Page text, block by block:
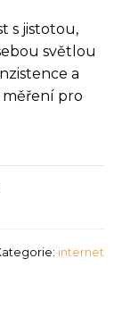
s jistotou,
světlou
a
měření pro
internet